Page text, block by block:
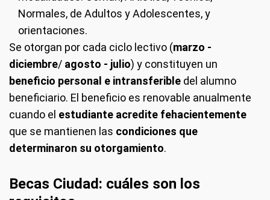
Normales, de Adultos y Adolescentes, y
orientaciones.
Se otorgan por cada ciclo lectivo (marzo -
diciembre/ agosto - julio) y constituyen un
beneficio personal e intransferible del alumno
beneficiario. El beneficio es renovable anualmente
cuando el estudiante acredite fehacientemente
que se mantienen las condiciones que
determinaron su otorgamiento.
Becas Ciudad: cuáles son los